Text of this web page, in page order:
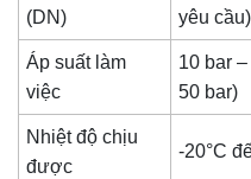
(DN)
yêu cầu)
Áp suất làm
việc
10 bar
50 bar)
Nhiệt độ chịu
được
-20°C